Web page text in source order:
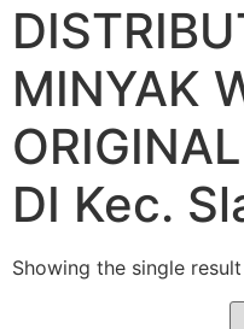
MINYAK
DI Kec.
Showing the single result